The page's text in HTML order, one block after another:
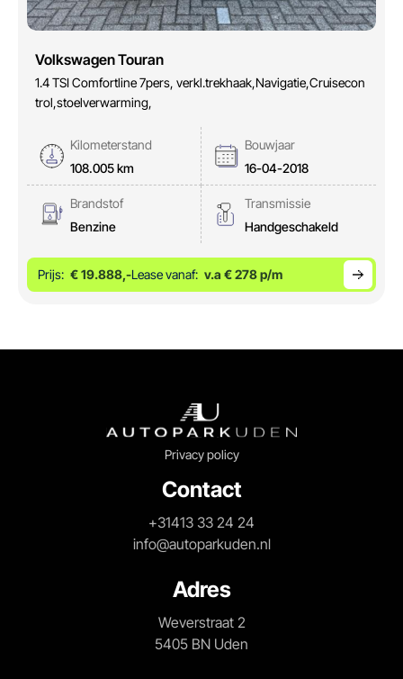
Volkswagen Touran
1.4 TSI Comfortline 7pers, verkl.trekhaak,Navigatie,Cruisecon
trol,stoelverwarming,
Kilometerstand
108.005 km
Bouwjaar
16-04-2018
Brandstof
Benzine
Transmissie
Handgeschakeld
Prijs: € 19.888,-Lease vanaf: v.a € 278 p/m
Privacy policy
Contact
+31413 33 24 24
info@autoparkuden.nl
Adres
Weverstraat 2
5405 BN Uden